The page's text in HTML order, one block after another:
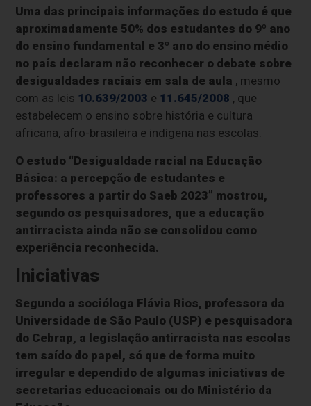
Uma das principais informações do estudo é que
aproximadamente 50% dos estudantes do 9º ano
do ensino fundamental e 3º ano do ensino médio
no país declaram não reconhecer o debate sobre
desigualdades raciais em sala de aula , mesmo
com as leis 10.639/2003 e 11.645/2008 , que
estabelecem o ensino sobre história e cultura
africana, afro-brasileira e indígena nas escolas.
O estudo “Desigualdade racial na Educação
Básica: a percepção de estudantes e
professores a partir do Saeb 2023” mostrou,
segundo os pesquisadores, que a educação
antirracista ainda não se consolidou como
experiência reconhecida.
Iniciativas
Segundo a socióloga Flávia Rios, professora da
Universidade de São Paulo (USP) e pesquisadora
do Cebrap, a legislação antirracista nas escolas
tem saído do papel, só que de forma muito
irregular e dependido de algumas iniciativas de
secretarias educacionais ou do Ministério da